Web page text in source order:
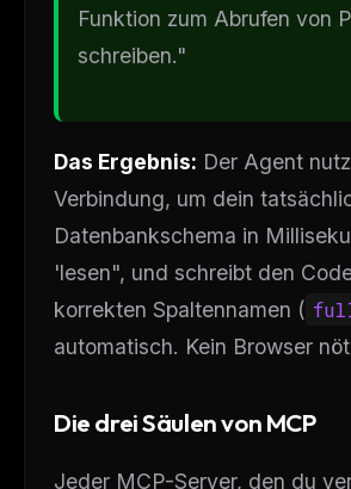
Funktion zum Abrufen von
schreiben."
Das Ergebnis: Der Agent
Verbindung, um dein
Datenbankschema in
'lesen", und schreibt den
korrekten Spaltennamen (
automatisch. Kein Browser
Die drei Säulen von MCP
Jeder MCP-Server, den du